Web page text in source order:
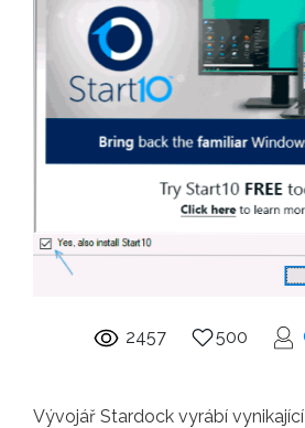
2457 500
Vývojář Stardock vyrábí